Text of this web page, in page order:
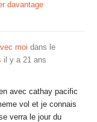
davantage
moi dans le
il y a 21 ans
avec cathay pacific
vol et je connais
verra le jour du